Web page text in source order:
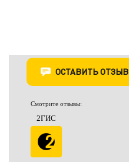
ОСТАВИТЬ ОТЗЫВ
Смотрите отзывы:
2ГИС